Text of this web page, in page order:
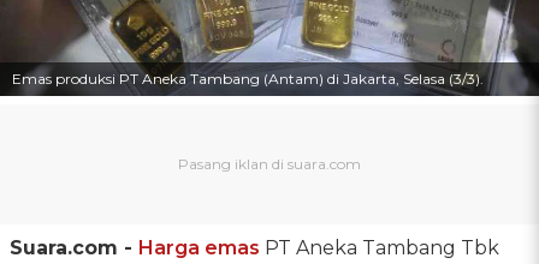
Emas produksi PT Aneka Tambang (Antam) di Jakarta, Selasa (3/3).
Suara.com - Harga emas PT Aneka Tambang Tbk